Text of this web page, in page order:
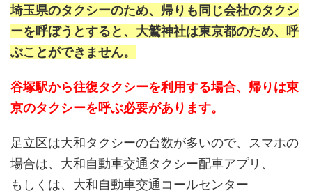
埼玉県のタクシーのため、帰りも同じ会社のタクシ
ーを呼ぼうとすると、大鷲神社は東京都のため、呼
ぶことができません。
谷塚駅から往復タクシーを利用する場合、帰りは東
京のタクシーを呼ぶ必要があります。
足立区は大和タクシーの台数が多いので、スマホの
場合は、大和自動車交通タクシー配車アプリ、
もしくは、大和自動車交通コールセンター